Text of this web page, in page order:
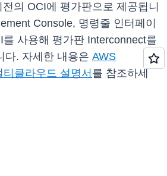
의 OCI에 평가판으로 제공됩니
Console, 명령줄 인터페이
를 사용해 평가판 Interconnect를
다. 자세한 내용은 AWS
클라우드 설명서 를 참조하세